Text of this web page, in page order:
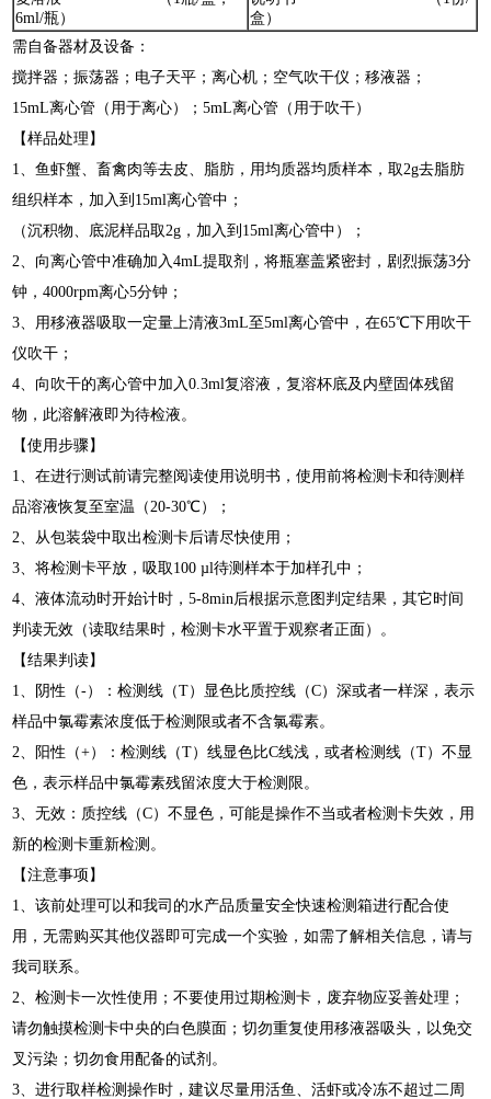
6ml/瓶）
盒）
需自备器材及设备：
搅拌器；振荡器；电子天平；离心机；空气吹干仪；移液器；
15mL离心管（用于离心）；5mL离心管（用于吹干）
【样品处理】
1、鱼虾蟹、畜禽肉等去皮、脂肪，用均质器均质样本，取2g去脂肪
组织样本，加入到15ml离心管中；
（沉积物、底泥样品取2g，加入到15ml离心管中）；
2、向离心管中准确加入4mL提取剂，将瓶塞盖紧密封，剧烈振荡3分
钟，4000rpm离心5分钟；
3、用移液器吸取一定量上清液3mL至5ml离心管中，在65℃下用吹干
仪吹干；
4、向吹干的离心管中加入0.3ml复溶液，复溶杯底及内壁固体残留
物，此溶解液即为待检液。
【使用步骤】
1、在进行测试前请完整阅读使用说明书，使用前将检测卡和待测样
品溶液恢复至室温（20-30℃）；
2、从包装袋中取出检测卡后请尽快使用；
3、将检测卡平放，吸取100 µl待测样本于加样孔中；
4、液体流动时开始计时，5-8min后根据示意图判定结果，其它时间
判读无效（读取结果时，检测卡水平置于观察者正面）。
【结果判读】
1、阴性（-）：检测线（T）显色比质控线（C）深或者一样深，表示
样品中氯霉素浓度低于检测限或者不含氯霉素。
2、阳性（+）：检测线（T）线显色比C线浅，或者检测线（T）不显
色，表示样品中氯霉素残留浓度大于检测限。
3、无效：质控线（C）不显色，可能是操作不当或者检测卡失效，用
新的检测卡重新检测。
【注意事项】
1、该前处理可以和我司的水产品质量安全快速检测箱进行配合使
用，无需购买其他仪器即可完成一个实验，如需了解相关信息，请与
我司联系。
2、检测卡一次性使用；不要使用过期检测卡，废弃物应妥善处理；
请勿触摸检测卡中央的白色膜面；切勿重复使用移液器吸头，以免交
叉污染；切勿食用配备的试剂。
3、进行取样检测操作时，建议尽量用活鱼、活虾或冷冻不超过二周